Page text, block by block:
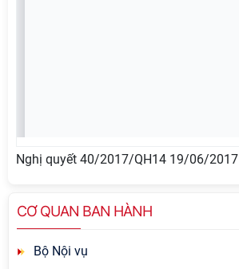
Nghị quyết 40/2017/QH14 19/06/2017
CƠ QUAN BAN HÀNH
Bộ Nội vụ